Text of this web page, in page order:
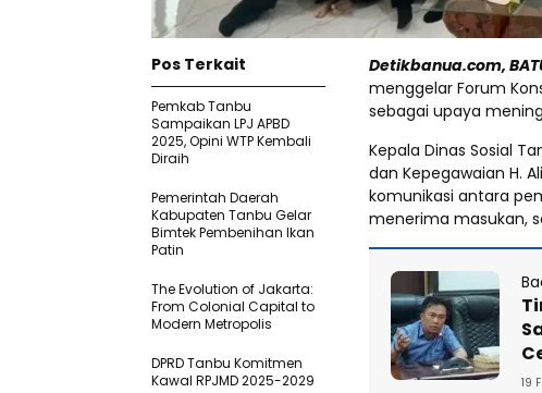
Detikbanua.com,
menggelar Forum
sebagai upaya
Kepala Dinas Sosial
dan Kepegawaian H.
komunikasi antara
menerima masukan,
19
Pos Terkait
Pemkab Tanbu
Sampaikan LPJ APBD
2025, Opini WTP Kembali
Diraih
Pemerintah Daerah
Kabupaten Tanbu Gelar
Bimtek Pembenihan Ikan
Patin
The Evolution of Jakarta:
From Colonial Capital to
Modern Metropolis
DPRD Tanbu Komitmen
Kawal RPJMD 2025-2029